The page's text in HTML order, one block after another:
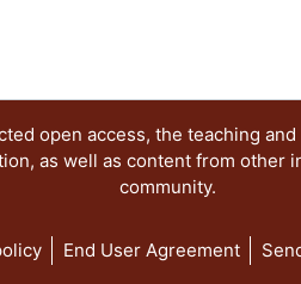
open access, the teaching
as well as content from
community.
End User Agreement